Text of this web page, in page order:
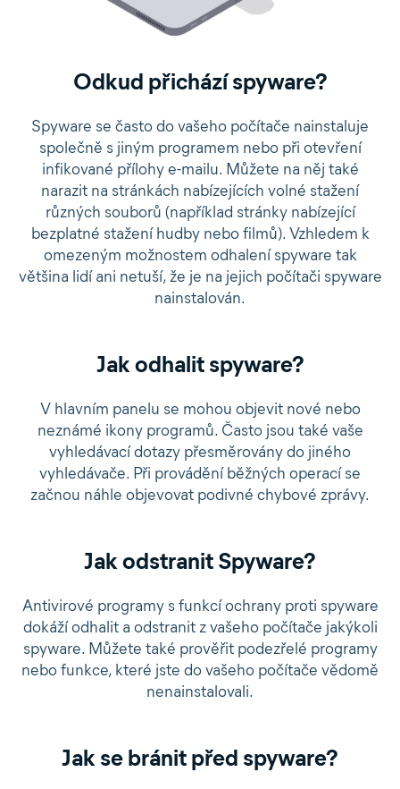
Odkud přichází spyware?
Spyware se často do vašeho počítače nainstaluje
společně s jiným programem nebo při otevření
infikované přílohy e-mailu. Můžete na něj také
narazit na stránkách nabízejících volné stažení
různých souborů (například stránky nabízející
bezplatné stažení hudby nebo filmů). Vzhledem k
omezeným možnostem odhalení spyware tak
většina lidí ani netuší, že je na jejich počítači spyware
nainstalován.
Jak odhalit spyware?
V hlavním panelu se mohou objevit nové nebo
neznámé ikony programů. Často jsou také vaše
vyhledávací dotazy přesměrovány do jiného
vyhledávače. Při provádění běžných operací se
začnou náhle objevovat podivné chybové zprávy.
Jak odstranit Spyware?
Antivirové programy s funkcí ochrany proti spyware
dokáží odhalit a odstranit z vašeho počítače jakýkoli
spyware. Můžete také prověřit podezřelé programy
nebo funkce, které jste do vašeho počítače vědomě
nenainstalovali.
Jak se bránit před spyware?